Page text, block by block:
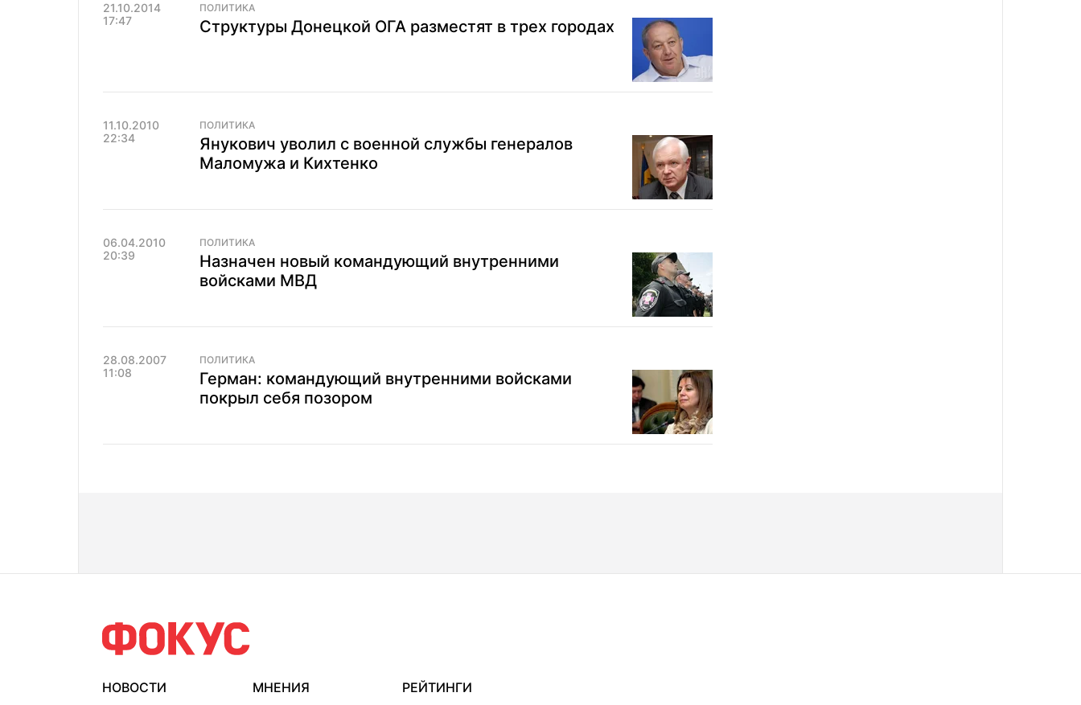
21.10.2014
17:47
ПОЛИТИКА
Структуры Донецкой ОГА разместят в трех городах
11.10.2010
22:34
ПОЛИТИКА
Янукович уволил с военной службы генералов
Маломужа и Кихтенко
06.04.2010
20:39
ПОЛИТИКА
Назначен новый командующий внутренними
войсками МВД
28.08.2007
11:08
ПОЛИТИКА
Герман: командующий внутренними войсками
покрыл себя позором
НОВОСТИ МНЕНИЯ
РЕЙТИНГИ